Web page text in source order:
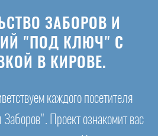
ЗАБОРОВ И
"ПОД КЛЮЧ" С
В КИРОВЕ.
каждого посетителя
Проект ознакомит вас